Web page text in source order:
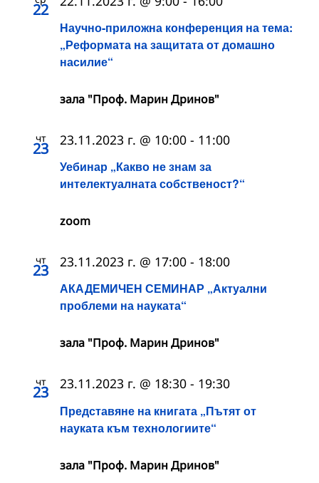
22
Научно-приложна конференция на тема:
„Реформата на защитата от домашно
насилие“
зала "Проф. Марин Дринов"
чт
23
Уебинар „Какво не знам за
интелектуалната собственост?“
23.11.2023 г. @ 10:00 - 11:00
zoom
чт
23
АКАДЕМИЧЕН СЕМИНАР „Актуални
проблеми на науката“
23.11.2023 г. @ 17:00 - 18:00
зала "Проф. Марин Дринов"
чт
23
Представяне на книгата „Пътят от
науката към технологиите“
23.11.2023 г. @ 18:30 - 19:30
зала "Проф. Марин Дринов"